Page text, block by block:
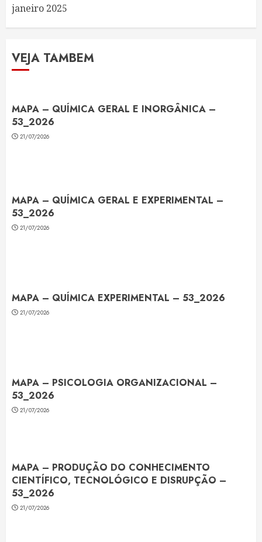
janeiro 2025
VEJA TAMBEM
MAPA – QUÍMICA GERAL E INORGÂNICA –
53_2026
21/07/2026
MAPA – QUÍMICA GERAL E EXPERIMENTAL –
53_2026
21/07/2026
MAPA – QUÍMICA EXPERIMENTAL – 53_2026
21/07/2026
MAPA – PSICOLOGIA ORGANIZACIONAL –
53_2026
21/07/2026
MAPA – PRODUÇÃO DO CONHECIMENTO
CIENTÍFICO, TECNOLÓGICO E DISRUPÇÃO –
53_2026
21/07/2026